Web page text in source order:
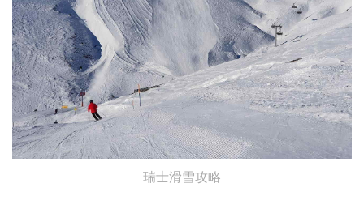
瑞士滑雪攻略